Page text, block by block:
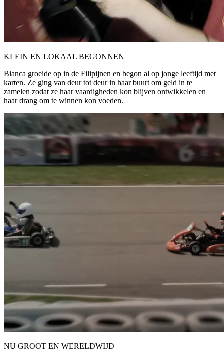
KLEIN EN LOKAAL BEGONNEN
Bianca groeide op in de Filipijnen en begon al op jonge leeftijd met
karten. Ze ging van deur tot deur in haar buurt om geld in te
zamelen zodat ze haar vaardigheden kon blijven ontwikkelen en
haar drang om te winnen kon voeden.
NU GROOT EN WERELDWIJD